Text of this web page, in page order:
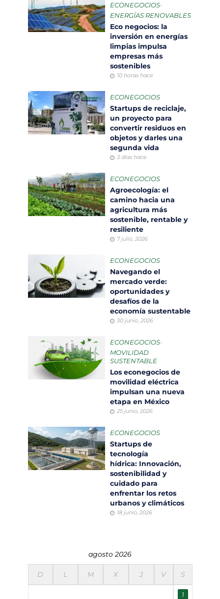
ECONEGOCIOS•
ENERGÍAS RENOVABLES
Eco negocios: la
inversión en energías
limpias impulsa
empresas más
sostenibles
10 horas hace
ECONEGOCIOS
Startups de reciclaje,
un proyecto para
convertir residuos en
objetos y darles una
segunda vida
3 días hace
ECONEGOCIOS
Agroecología: el
camino hacia una
agricultura más
sostenible, rentable y
resiliente
7 julio, 2026
ECONEGOCIOS
Navegando el
mercado verde:
oportunidades y
desafíos de la
economía sustentable
30 junio, 2026
ECONEGOCIOS•
MOVILIDAD
SUSTENTABLE
Los econegocios de
movilidad eléctrica
impulsan una nueva
etapa en México
25 junio, 2026
ECONEGOCIOS
Startups de
tecnología
hídrica: Innovación,
sostenibilidad y
cuidado para
enfrentar los retos
urbanos y climáticos
18 junio, 2026
agosto 2026
D L M X J V S
1